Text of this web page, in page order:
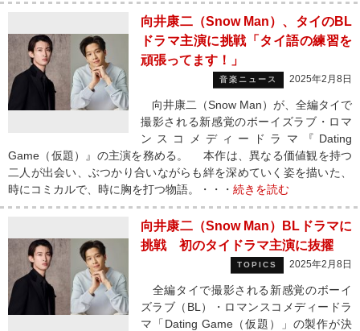
向井康二（Snow Man）、タイのBL
ドラマ主演に挑戦「タイ語の練習を
頑張ってます！」
音楽ニュース 2025年2月8日
向井康二（Snow Man）が、全編タイで
撮影される新感覚のボーイズラブ・ロマ
ンスコメディードラマ『Dating
Game（仮題）』の主演を務める。 本作は、異なる価値観を持つ
二人が出会い、ぶつかり合いながらも絆を深めていく姿を描いた、
時にコミカルで、時に胸を打つ物語。・・・ 続きを読む
向井康二（Snow Man）BLドラマに
挑戦 初のタイドラマ主演に抜擢
TOPICS 2025年2月8日
全編タイで撮影される新感覚のボーイ
ズラブ（BL）・ロマンスコメディードラ
マ「Dating Game（仮題）」の製作が決